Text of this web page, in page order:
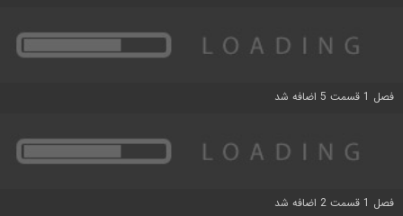
فصل 1 قسمت 5 اضافه شد
فصل 1 قسمت 2 اضافه شد